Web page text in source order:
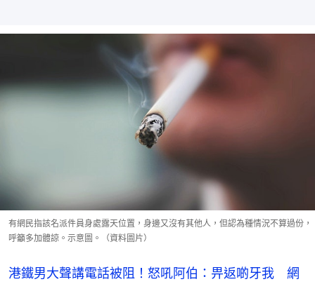
有網民指該名派件員身處露天位置，身邊又沒有其他人，但認為種情況不算過份，
呼籲多加體諒。示意圖。（資料圖片）
港鐵男大聲講電話被阻！怒吼阿伯：畀返啲牙我 網